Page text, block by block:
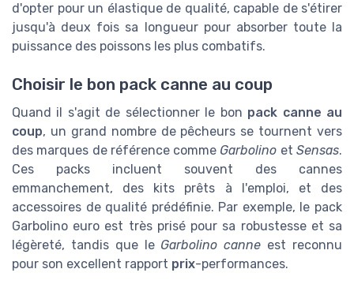
d'opter pour un élastique de qualité, capable de s'étirer
jusqu'à deux fois sa longueur pour absorber toute la
puissance des poissons les plus combatifs.
Choisir le bon pack canne au coup
Quand il s'agit de sélectionner le bon pack canne au
coup, un grand nombre de pêcheurs se tournent vers
des marques de référence comme Garbolino etSensas.
Ces packs incluent souvent des cannes
emmanchement, des kits prêts à l'emploi, et des
accessoires de qualité prédéfinie. Par exemple, le pack
Garbolino euro est très prisé pour sa robustesse et sa
légèreté, tandis que le Garbolino canne est reconnu
pour son excellent rapport prix-performances.